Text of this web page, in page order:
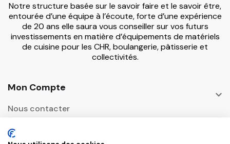
Notre structure basée sur le savoir faire et le savoir être,
entourée d’une équipe à l’écoute, forte d’une expérience
de 20 ans elle saura vous conseiller sur vos futurs
investissements en matière d’équipements de matériels
de cuisine pour les CHR, boulangerie, pâtisserie et
collectivités.
Mon Compte

Nous contacter
Informations